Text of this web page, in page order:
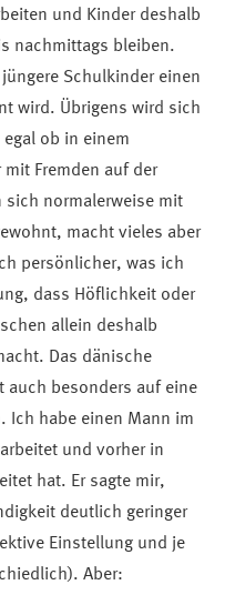
und Kinder deshalb
nachmittags bleiben.
Schulkinder einen
wird. Übrigens wird sich
ob in einem
Fremden auf der
sich normalerweise mit
macht vieles aber
persönlicher, was ich
dass Höflichkeit oder
allein deshalb
Das dänische
auch besonders auf eine
Ich habe einen Mann im
und vorher in
hat. Er sagte mir,
deutlich geringer
Einstellung und je
Aber: